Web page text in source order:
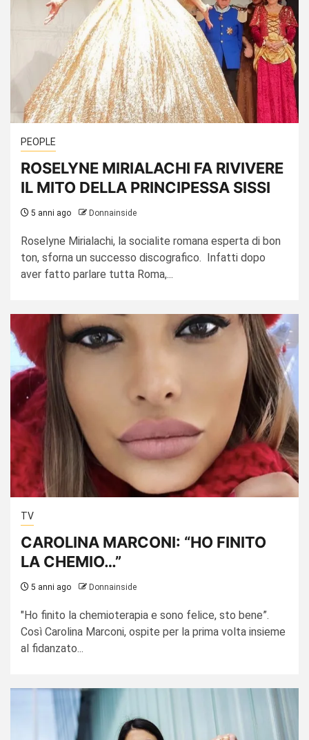
PEOPLE
ROSELYNE MIRIALACHI FA RIVIVERE
IL MITO DELLA PRINCIPESSA SISSI
5 anni ago Donnainside
Roselyne Mirialachi, la socialite romana esperta di bon
ton, sforna un successo discografico. Infatti dopo
aver fatto parlare tutta Roma,...
TV
CAROLINA MARCONI: “HO FINITO
LA CHEMIO…”
5 anni ago Donnainside
"Ho finito la chemioterapia e sono felice, sto bene”.
Così Carolina Marconi, ospite per la prima volta insieme
al fidanzato...